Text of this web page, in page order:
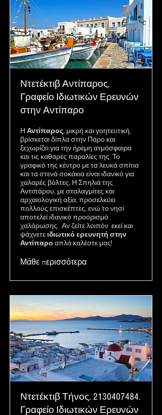
Ντετέκτιβ Αντίπαρος,
Γραφείο Ιδιωτικών Ερευνών
στην Αντίπαρο
Η Αντίπαρος, μικρή και γοητευτική,
βρίσκεται δίπλα στην Πάρο και
ξεχωρίζει για την ήρεμη ατμόσφαιρα
και τις καθαρές παραλίες της. Το
γραφικό της κέντρο με τα λευκά σπίτια
και τα στενά σοκάκια είναι ιδανικό για
χαλαρές βόλτες. Η Σπηλιά της
Αντιπάρου, με σταλαγμίτες και
αρχαιολογική αξία, προσελκύει
πολλούς επισκέπτες, ενώ το νησί
αποτελεί ιδανικό προορισμό
χαλάρωσης. Αν ζείτε λοιπόν εκεί και
ψάχνετε ιδιωτικό ερευνητή στην
Αντίπαρο απλά καλέστε μας!
Μάθε περισσότερα
Ντετέκτιβ Τήνος. 2130407484.
Γραφείο Ιδιωτικών Ερευνών